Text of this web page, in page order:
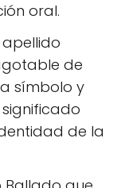
oral.
de
símbolo y
de la